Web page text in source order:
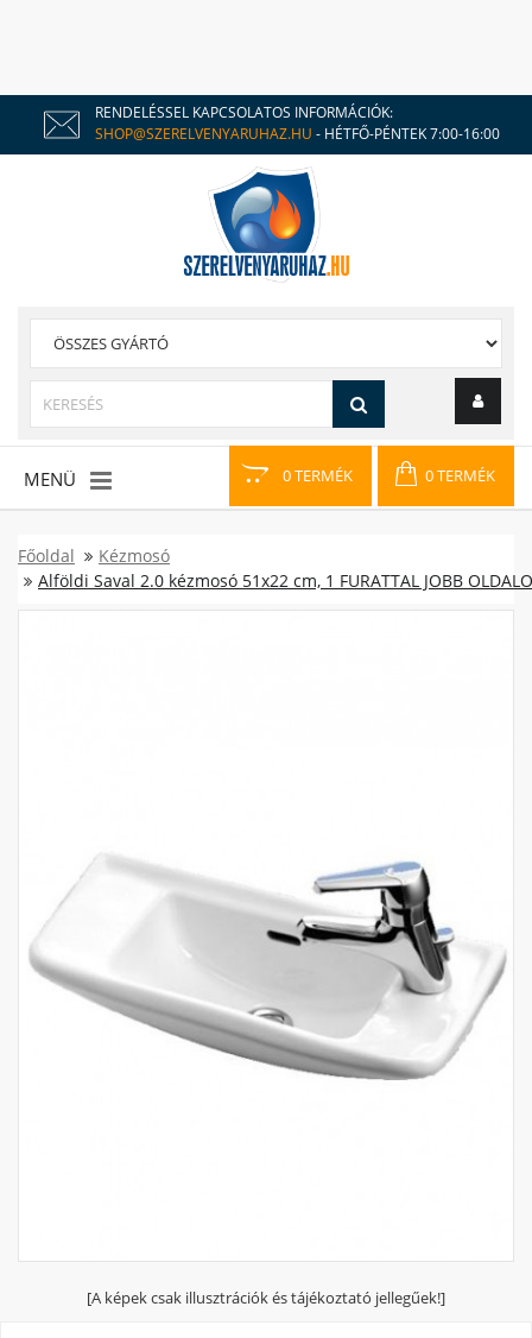
RENDELÉSSEL KAPCSOLATOS INFORMÁCIÓK:
SHOP@SZERELVENYARUHAZ.HU - HÉTFŐ-PÉNTEK 7:00-16:00
0 TERMÉK 0 TERMÉK
MENÜ
Főoldal
Kézmosó
Alföldi Saval 2.0 kézmosó 51x22 cm, 1 FURATTAL JOBB
[A képek csak illusztrációk és tájékoztató jellegűek!]